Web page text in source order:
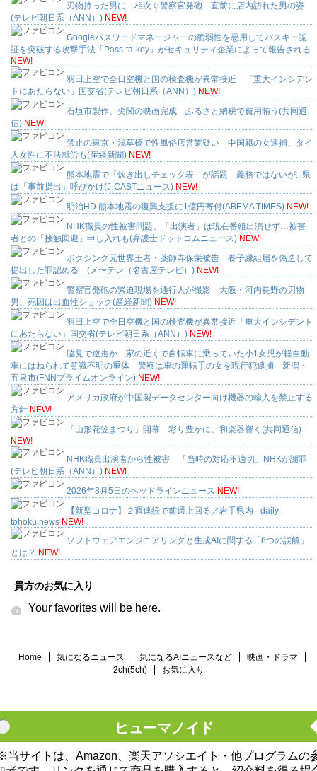
刃物持った男に…相次ぐ警察官発砲 直前に店内訪れた男の姿
(テレビ朝日系（ANN）) NEW!
Googleパスワードマネージャーの脆弱性を悪用してパスキー認
証を突破する攻撃手法「Pass-ta-key」がセキュリティ企業によって報告される
NEW!
羽田上空で全日空機と国の検査機が異常接近 「重大インシデン
トにあたらない」国交省(テレビ朝日系（ANN）) NEW!
石垣市製作、尖閣の映画完成 ふるさと納税で費用賄う(共同通
信) NEW!
禁止の東京・浅草橋で性風俗店営業疑い 中国籍の女逮捕、タイ
人女性に不法就労も(産経新聞) NEW!
熊本地震で「炊き出しチェック表」が話題 義務ではないが...県
は「事前提出」呼びかけ(J-CASTニュース) NEW!
明治HD 熊本地震の復興支援に1億円寄付(ABEMA TIMES) NEW!
NHK職員の性被害問題、「出演者」は現在番組出演せず…被害
者との「接触回避」申し入れも(弁護士ドットコムニュース) NEW!
ボクシング元世界王者・薬師寺保栄被告 養子縁組届を偽造して
提出した罪認める (メ〜テレ（名古屋テレビ）) NEW!
警察官発砲の緊迫現場を通行人が撮影 大阪・河内長野の刃物
男、死因は出血性ショック(産経新聞) NEW!
羽田上空で全日空機と国の検査機が異常接近「重大インシデント
にあたらない」国交省(テレビ朝日系（ANN）) NEW!
脇見で逆走か…家の近くで自転車に乗っていた小1女児が軽自動
車にはねられて意識不明の重体 警察は車の運転手の女を現行犯逮捕 新潟・
五泉市(FNNプライムオンライン) NEW!
アメリカ政府が中国製データセンター向け機器の輸入を禁止する
方針 NEW!
「山形花笠まつり」開幕 彩り豊かに、和楽器響く(共同通信)
NEW!
NHK職員出演者から性被害 「当時の対応不適切」NHKが謝罪
(テレビ朝日系（ANN）) NEW!
2026年8月5日のヘッドラインニュース NEW!
【新型コロナ】２週連続で前週上回る／岩手県内 - daily-
tohoku.news NEW!
ソフトウェアエンジニアリングと生成AIに関する「8つの誤解」
とは？ NEW!
貴方のお気に入り
Your favorites will be here.
Home 気になるニュース 気になるAIニュースなど
映画・ドラマ
2ch(5ch)
お気に入り
ヒューマノイド
当サイトは、Amazon、楽天アソシエイト・他プログラムの